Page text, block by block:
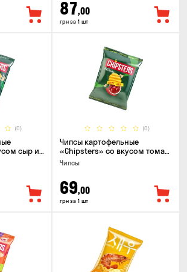
87,00
грн за 1 шт
(0)
сыр и
(0)
Чипсы картофельные
«Chipsters» со вкусом томат
спайси, 95г
Чипсы
69,00
грн за 1 шт